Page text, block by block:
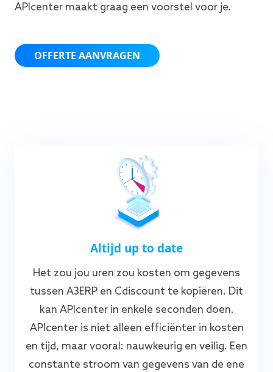
APIcenter maakt graag een voorstel voor je.
OFFERTE AANVRAGEN
Altijd up to date
Het zou jou uren zou kosten om gegevens
tussen A3ERP en Cdiscount te kopiëren. Dit
kan APIcenter in enkele seconden doen.
APIcenter is niet alleen efficiënter in kosten
en tijd, maar vooral: nauwkeurig en veilig. Een
constante stroom van gegevens van de ene